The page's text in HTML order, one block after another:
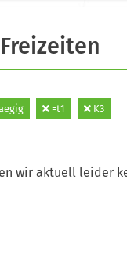
=t1 K3
wir aktuell leider